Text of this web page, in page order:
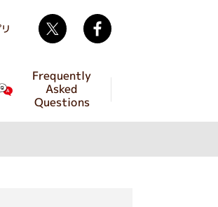
Frequently
Asked
Questions
Twitter